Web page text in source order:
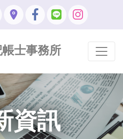
士事務所
資訊